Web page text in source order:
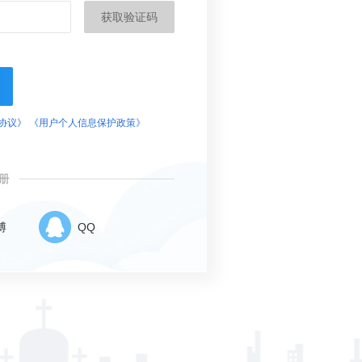
获取验证码
议》 《用户个人信息保护政策》
QQ